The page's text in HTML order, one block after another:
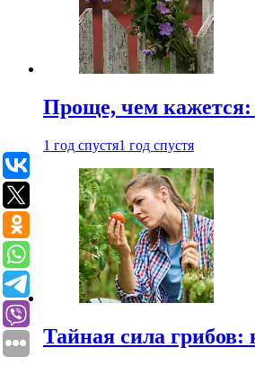
Проще, чем кажется:
1 год спустя1 год спустя
Тайная сила грибов: